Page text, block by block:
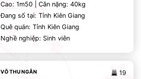
Cao: 1m50 | Cân nặng: 40kg
Đang số tại: Tỉnh Kiên Giang
Quê quán: Tỉnh Kiên Giang
Nghề nghiệp: Sinh viên
19
VÕ THU NGÂN